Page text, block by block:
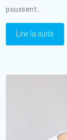
poussent…
Lire la suite